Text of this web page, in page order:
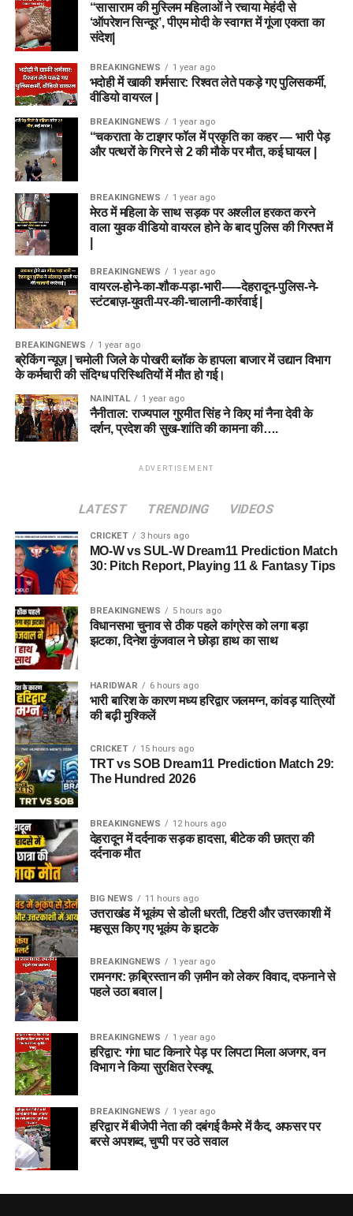
“सासाराम की मुस्लिम महिलाओं ने रचाया मेहंदी से
‘ऑपरेशन सिन्दूर’, पीएम मोदी के स्वागत में गूंजा एकता का
संदेश|
BREAKINGNEWS 1 year ago
भदोही में खाकी शर्मसार: रिश्वत लेते पकड़े गए पुलिसकर्मी,
वीडियो वायरल |
BREAKINGNEWS 1 year ago
“चकराता के टाइगर फॉल में प्रकृति का कहर — भारी पेड़
और पत्थरों के गिरने से 2 की मौके पर मौत, कई घायल |
BREAKINGNEWS 1 year ago
मेरठ में महिला के साथ सड़क पर अश्लील हरकत करने
वाला युवक वीडियो वायरल होने के बाद पुलिस की गिरफ्त में
BREAKINGNEWS 1 year ago
वायरल-होने-का-शौक-पड़ा-भारी-—-देहरादून-पुलिस-ने-
स्टंटबाज़-युवती-पर-की-चालानी-कार्रवाई |
BREAKINGNEWS 1 year ago
ब्रेकिंग न्यूज़ | चमोली जिले के पोखरी ब्लॉक के हापला बाजार में उद्यान विभाग
के कर्मचारी की संदिग्ध परिस्थितियों में मौत हो गई।
NAINITAL 1 year ago
नैनीताल: राज्यपाल गुरमीत सिंह ने किए मां नैना देवी के
दर्शन, प्रदेश की सुख-शांति की कामना की….
ADVERTISEMENT
LATEST TRENDING VIDEOS
CRICKET 3 hours ago
MO-W vs SUL-W Dream11 Prediction Match
30: Pitch Report, Playing 11 & Fantasy Tips
BREAKINGNEWS 5 hours ago
विधानसभा चुनाव से ठीक पहले कांग्रेस को लगा बड़ा
झटका, दिनेश कुंजवाल ने छोड़ा हाथ का साथ
HARIDWAR 6 hours ago
भारी बारिश के कारण मध्य हरिद्वार जलमग्न, कांवड़ यात्रियों
की बढ़ी मुश्किलें
CRICKET 15 hours ago
TRT vs SOB Dream11 Prediction Match 29:
The Hundred 2026
BREAKINGNEWS 12 hours ago
देहरादून में दर्दनाक सड़क हादसा, बीटेक की छात्रा की
दर्दनाक मौत
BIG NEWS 11 hours ago
उत्तराखंड में भूकंप से डोली धरती, टिहरी और उत्तरकाशी में
महसूस किए गए भूकंप के झटके
BREAKINGNEWS 1 year ago
रामनगर: क़ब्रिस्तान की ज़मीन को लेकर विवाद, दफनाने से
पहले उठा बवाल |
BREAKINGNEWS 1 year ago
हरिद्वार: गंगा घाट किनारे पेड़ पर लिपटा मिला अजगर, वन
विभाग ने किया सुरक्षित रेस्क्यू
BREAKINGNEWS 1 year ago
हरिद्वार में बीजेपी नेता की दबंगई कैमरे में कैद, अफसर पर
बरसे अपशब्द, चुप्पी पर उठे सवाल